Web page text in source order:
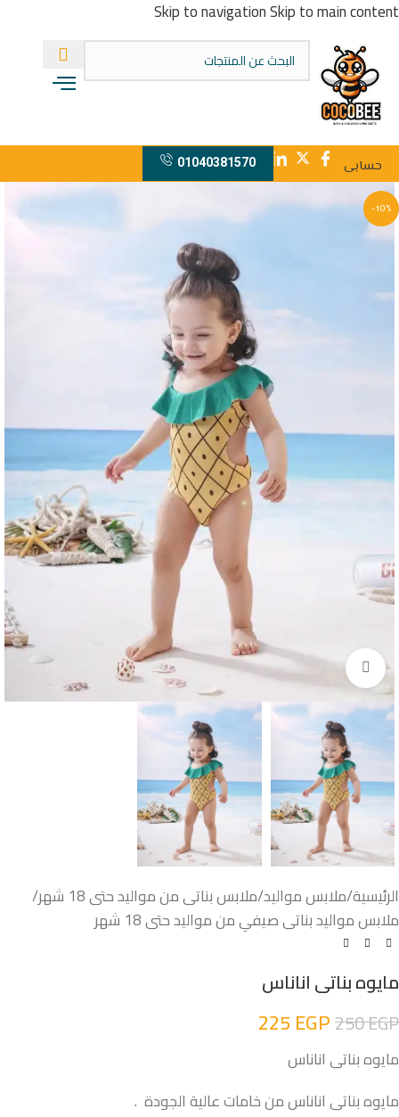
Skip to navigationSkip to main content
حسابى 01040381570
-10%
اضغط للتكبير
الرئيسية/ملابس مواليد/ملابس بناتى من مواليد حتى 18 شهر
/
ملابس مواليد بناتى صيفي من مواليد حتى 18 شهر
مايوه بناتى اناناس
250EGP
225EGP
مايوه بناتى اناناس
مايوه بناتى اناناس من خامات عالية الجودة .